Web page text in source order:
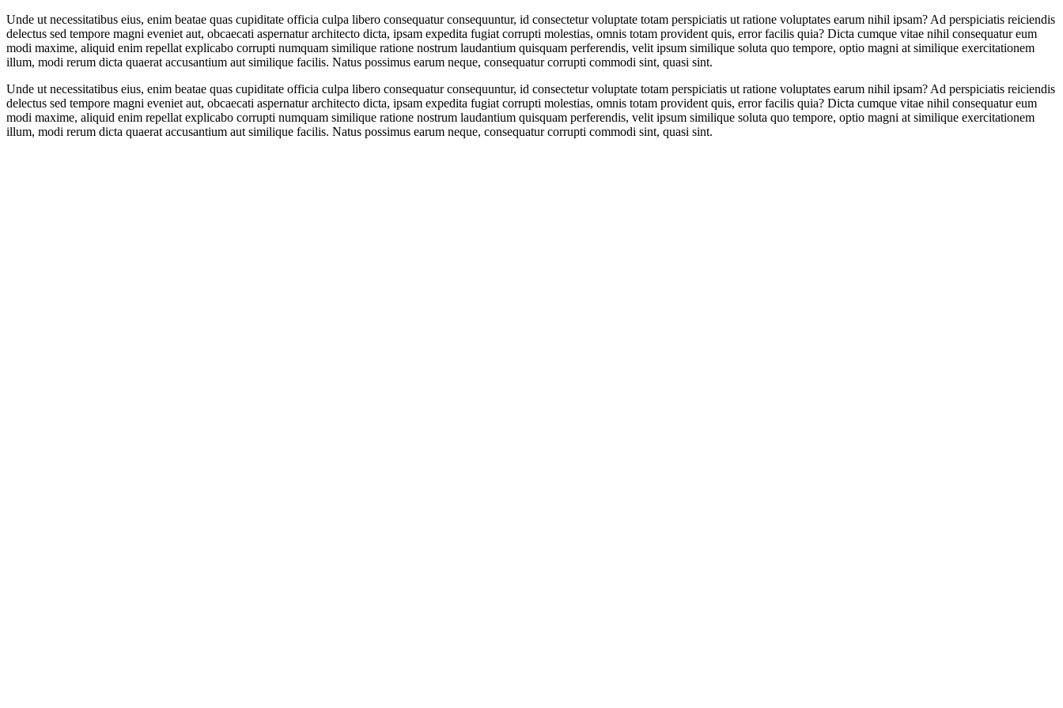
Unde ut necessitatibus eius, enim beatae quas cupiditate officia culpa libero consequatur consequuntur, id consectetur voluptate totam perspiciatis ut ratione voluptates earum nihil ipsam? Ad perspiciatis reiciendis
delectus sed tempore magni eveniet aut, obcaecati aspernatur architecto dicta, ipsam expedita fugiat corrupti molestias, omnis totam provident quis, error facilis quia? Dicta cumque vitae nihil consequatur eum
modi maxime, aliquid enim repellat explicabo corrupti numquam similique ratione nostrum laudantium quisquam perferendis, velit ipsum similique soluta quo tempore, optio magni at similique exercitationem
illum, modi rerum dicta quaerat accusantium aut similique facilis. Natus possimus earum neque, consequatur corrupti commodi sint, quasi sint.
Unde ut necessitatibus eius, enim beatae quas cupiditate officia culpa libero consequatur consequuntur, id consectetur voluptate totam perspiciatis ut ratione voluptates earum nihil ipsam? Ad perspiciatis reiciendis
delectus sed tempore magni eveniet aut, obcaecati aspernatur architecto dicta, ipsam expedita fugiat corrupti molestias, omnis totam provident quis, error facilis quia? Dicta cumque vitae nihil consequatur eum
modi maxime, aliquid enim repellat explicabo corrupti numquam similique ratione nostrum laudantium quisquam perferendis, velit ipsum similique soluta quo tempore, optio magni at similique exercitationem
illum, modi rerum dicta quaerat accusantium aut similique facilis. Natus possimus earum neque, consequatur corrupti commodi sint, quasi sint.